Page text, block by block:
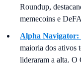
Roundup,
memecoins e
Alpha Navigator:
maioria dos ativos
lideraram a alta. O